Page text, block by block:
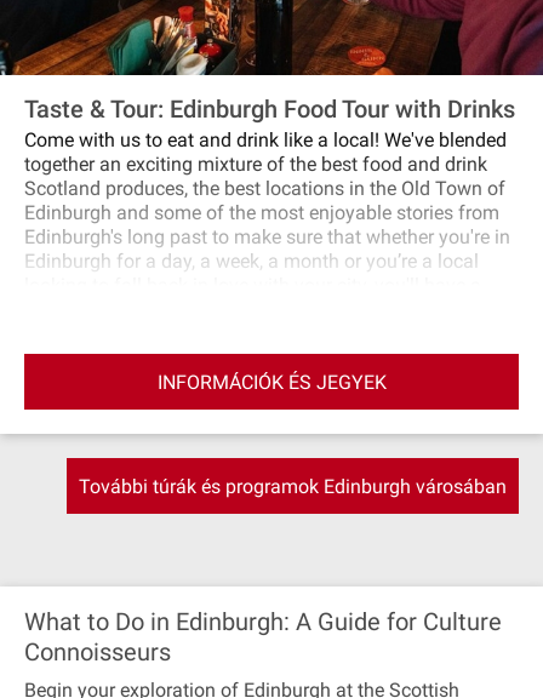
Taste & Tour: Edinburgh Food Tour with Drinks
Come with us to eat and drink like a local! We've blended
together an exciting mixture of the best food and drink
Scotland produces, the best locations in the Old Town of
Edinburgh and some of the most enjoyable stories from
Edinburgh's long past to make sure that whether you're in
Edinburgh for a day, a week, a month or you’re a local
knowledge and passion of Scotland's quality produce to
make sure you go away having sampled the best food
that's unique to Scotland. We also intentionally tour past
all the places you'll want to see in the Old Town of
Edinburgh for some truly unmissable pictures. Let us
introduce you to Edinburgh, our food, our best locations,
our most passionate producers and our wonderfully rich
INFORMÁCIÓK ÉS JEGYEK
További túrák és programok Edinburgh városában
What to Do in Edinburgh: A Guide for Culture
Connoisseurs
Begin your exploration of Edinburgh at the Scottish